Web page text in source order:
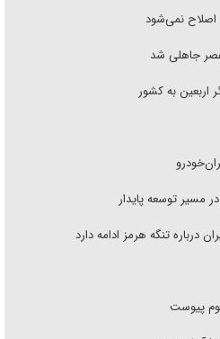
اصلاح نمی‌شود
جاهلی شد
مسیر توسعه پایدار
درباره تنگه هرمز ادامه دارد
پیوست